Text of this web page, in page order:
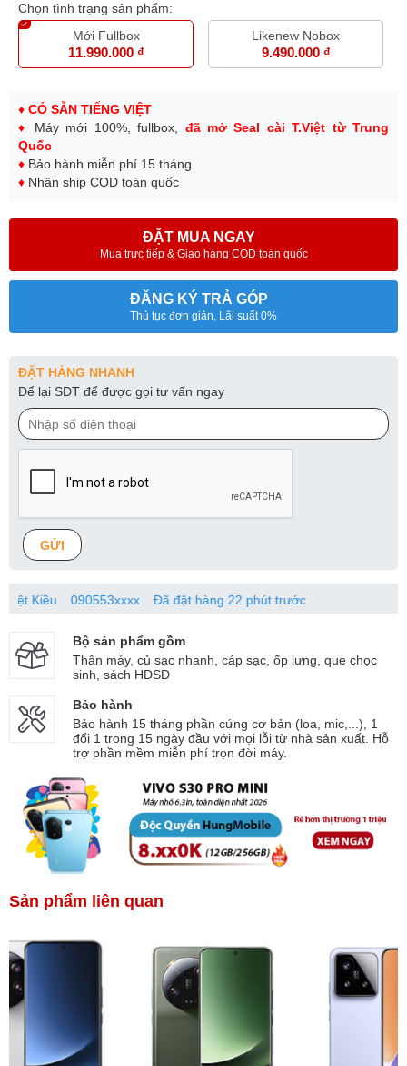
Chọn tình trạng sản phẩm:
Mới Fullbox
11.990.000 ₫
Likenew Nobox
9.490.000 ₫
♦ CÓ SẴN TIẾNG VIỆT
♦
Máy mới 100%, fullbox, đã mở Seal cài T.Việt từ Trung
Quốc
♦ Bảo hành miễn phí 15 tháng
♦ Nhận ship COD toàn quốc
ĐẶT MUA NGAY
Mua trực tiếp & Giao hàng COD toàn quốc
ĐĂNG KÝ TRẢ GÓP
Thủ tục đơn giản, Lãi suất 0%
ĐẶT HÀNG NHANH
Để lại SĐT để được gọi tư vấn ngay
GỬI
090553xxxx Đã đặt hàng 22 phút trước
Bộ sản phẩm gồm
Thân máy, củ sạc nhanh, cáp sạc, ốp lưng, que chọc
sinh, sách HDSD
Bảo hành
Bảo hành 15 tháng phần cứng cơ bản (loa, mic,...), 1
đổi 1 trong 15 ngày đầu với mọi lỗi từ nhà sản xuất. Hỗ
trợ phần mềm miễn phí trọn đời máy.
Sản phẩm liên quan